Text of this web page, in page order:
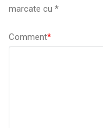
marcate cu *
Comment*